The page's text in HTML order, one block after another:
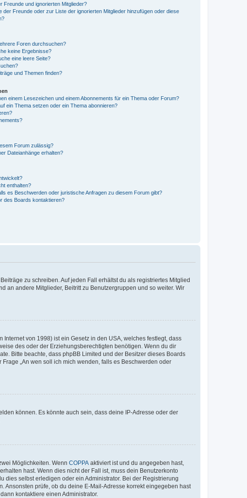
Freunde und ignorierten Mitglieder?
der Freunde oder zur Liste der ignorierten Mitglieder hinzufügen oder diese
Foren durchsuchen?
keine Ergebnisse?
eine leere Seite?
und Themen finden?
einem Lesezeichen und einem Abonnements für ein Thema oder Forum?
ein Thema setzen oder ein Thema abonnieren?
Forum zulässig?
Dateianhänge erhalten?
enthalten?
es Beschwerden oder juristische Anfragen zu diesem Forum gibt?
des Boards kontaktieren?
zu schreiben. Auf jeden Fall erhältst du als registriertes Mitglied
an andere Mitglieder, Beitritt zu Benutzergruppen und so weiter. Wir
von 1998) ist ein Gesetz in den USA, welches festlegt, dass
des oder der Erziehungsberechtigten benötigen. Wenn du dir
Bitte beachte, dass phpBB Limited und der Besitzer dieses Boards
„An wen soll ich mich wenden, falls es Beschwerden oder
können. Es könnte auch sein, dass deine IP-Adresse oder der
Möglichkeiten. Wenn COPPA aktiviert ist und du angegeben hast,
hast. Wenn dies nicht der Fall ist, muss dein Benutzerkonto
selbst erledigen oder ein Administrator. Bei der Registrierung
Ansonsten prüfe, ob du deine E-Mail-Adresse korrekt eingegeben hast
kontaktiere einen Administrator.